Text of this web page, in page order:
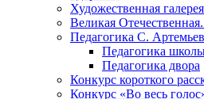
Художественная
Великая
Педагогика С.
Педагогика
Педагогика двора
Конкурс короткого
Конкурс «Во весь